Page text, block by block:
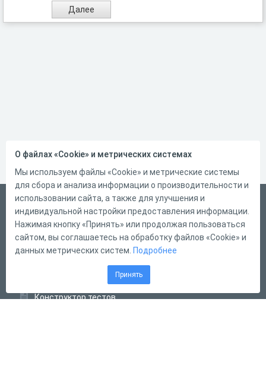
Русский
Справка
Форма обратной связи
Конструктор тестов
О файлах «Cookie» и метрических системах
Мы используем файлы «Cookie» и метрические системы
для сбора и анализа информации о производительности и
использовании сайта, а также для улучшения и
индивидуальной настройки предоставления информации.
Нажимая кнопку «Принять» или продолжая пользоваться
сайтом, вы соглашаетесь на обработку файлов «Cookie» и
данных метрических систем. Подробнее
Принять